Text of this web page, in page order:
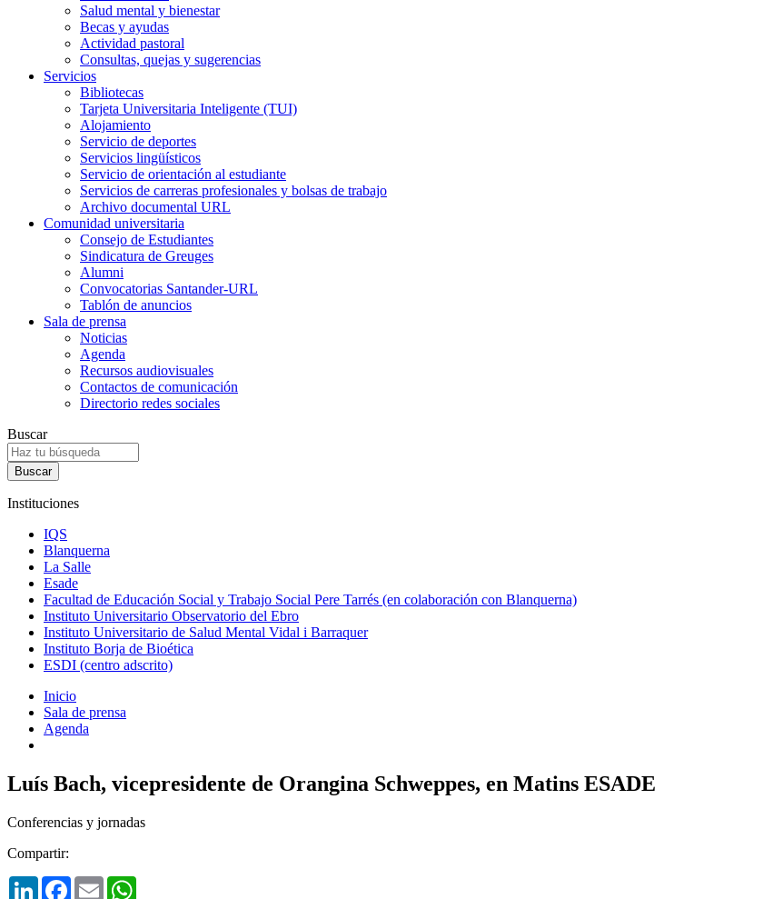
Salud mental y bienestar
Becas y ayudas
Actividad pastoral
Consultas, quejas y sugerencias
Servicios
Bibliotecas
Tarjeta Universitaria Inteligente (TUI)
Alojamiento
Servicio de deportes
Servicios lingüísticos
Servicio de orientación al estudiante
Servicios de carreras profesionales y bolsas de trabajo
Archivo documental URL
Comunidad universitaria
Consejo de Estudiantes
Sindicatura de Greuges
Alumni
Convocatorias Santander-URL
Tablón de anuncios
Sala de prensa
Noticias
Agenda
Recursos audiovisuales
Contactos de comunicación
Directorio redes sociales
Buscar
Instituciones
IQS
Blanquerna
La Salle
Esade
Facultad de Educación Social y Trabajo Social Pere Tarrés (en colaboración con Blanquerna)
Instituto Universitario Observatorio del Ebro
Instituto Universitario de Salud Mental Vidal i Barraquer
Instituto Borja de Bioética
ESDI (centro adscrito)
Inicio
Sala de prensa
Agenda
Luís Bach, vicepresidente de Orangina Schweppes, en Matins ESADE
Conferencias y jornadas
Compartir:
LinkedInFacebook
Email